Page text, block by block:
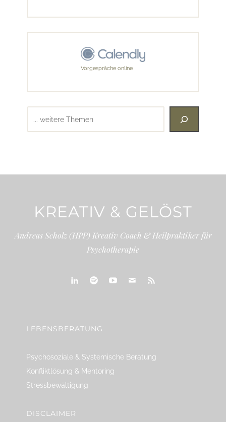
Vorgespräche online
KREATIV & GELÖST
Andreas Scholz (HPP) Kreativ Coach & Heilpraktiker für
Psychotherapie
LEBENSBERATUNG
Psychosoziale & Systemische Beratung
Konfliktlösung & Mentoring
Stressbewältigung
DISCLAIMER